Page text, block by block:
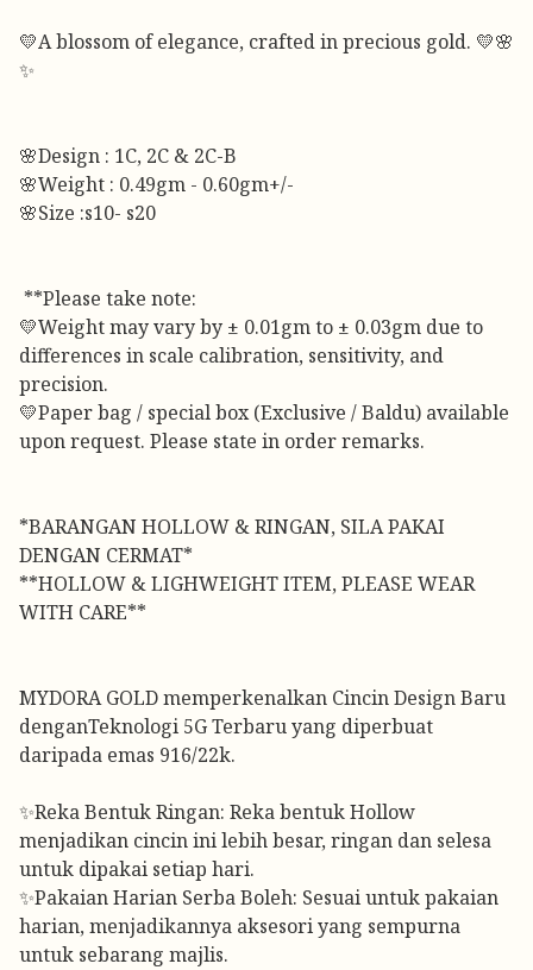
💛A blossom of elegance, crafted in precious gold. 💛🌸
✨
🌸Design : 1C, 2C & 2C-B
🌸Weight : 0.49gm - 0.60gm+/-
🌸Size :s10- s20
**Please take note:
💛Weight may vary by ± 0.01gm to ± 0.03gm due to
differences in scale calibration, sensitivity, and
precision.
💛Paper bag / special box (Exclusive / Baldu) available
upon request. Please state in order remarks.
*BARANGAN HOLLOW & RINGAN, SILA PAKAI
DENGAN CERMAT*
**HOLLOW & LIGHWEIGHT ITEM, PLEASE WEAR
WITH CARE**
MYDORA GOLD memperkenalkan Cincin Design Baru
denganTeknologi 5G Terbaru yang diperbuat
daripada emas 916/22k.
✨Reka Bentuk Ringan: Reka bentuk Hollow
menjadikan cincin ini lebih besar, ringan dan selesa
untuk dipakai setiap hari.
✨Pakaian Harian Serba Boleh: Sesuai untuk pakaian
harian, menjadikannya aksesori yang sempurna
untuk sebarang majlis.